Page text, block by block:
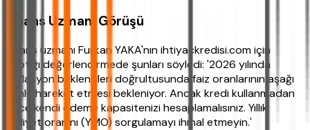
Finans Uzmanı Görüşü
Finans uzmanı Furkan YAKA'nın ihtiyackredisi.com için
yaptığı değerlendirmede şunları söyledi: '2026 yılında
enflasyon beklentileri doğrultusunda faiz oranlarının aşağı
yönlü hareket etmesi bekleniyor. Ancak kredi kullanmadan
önce kendi ödeme kapasitenizi hesaplamalısınız. Yıllık
maliyet oranını (YMO) sorgulamayı ihmal etmeyin.'